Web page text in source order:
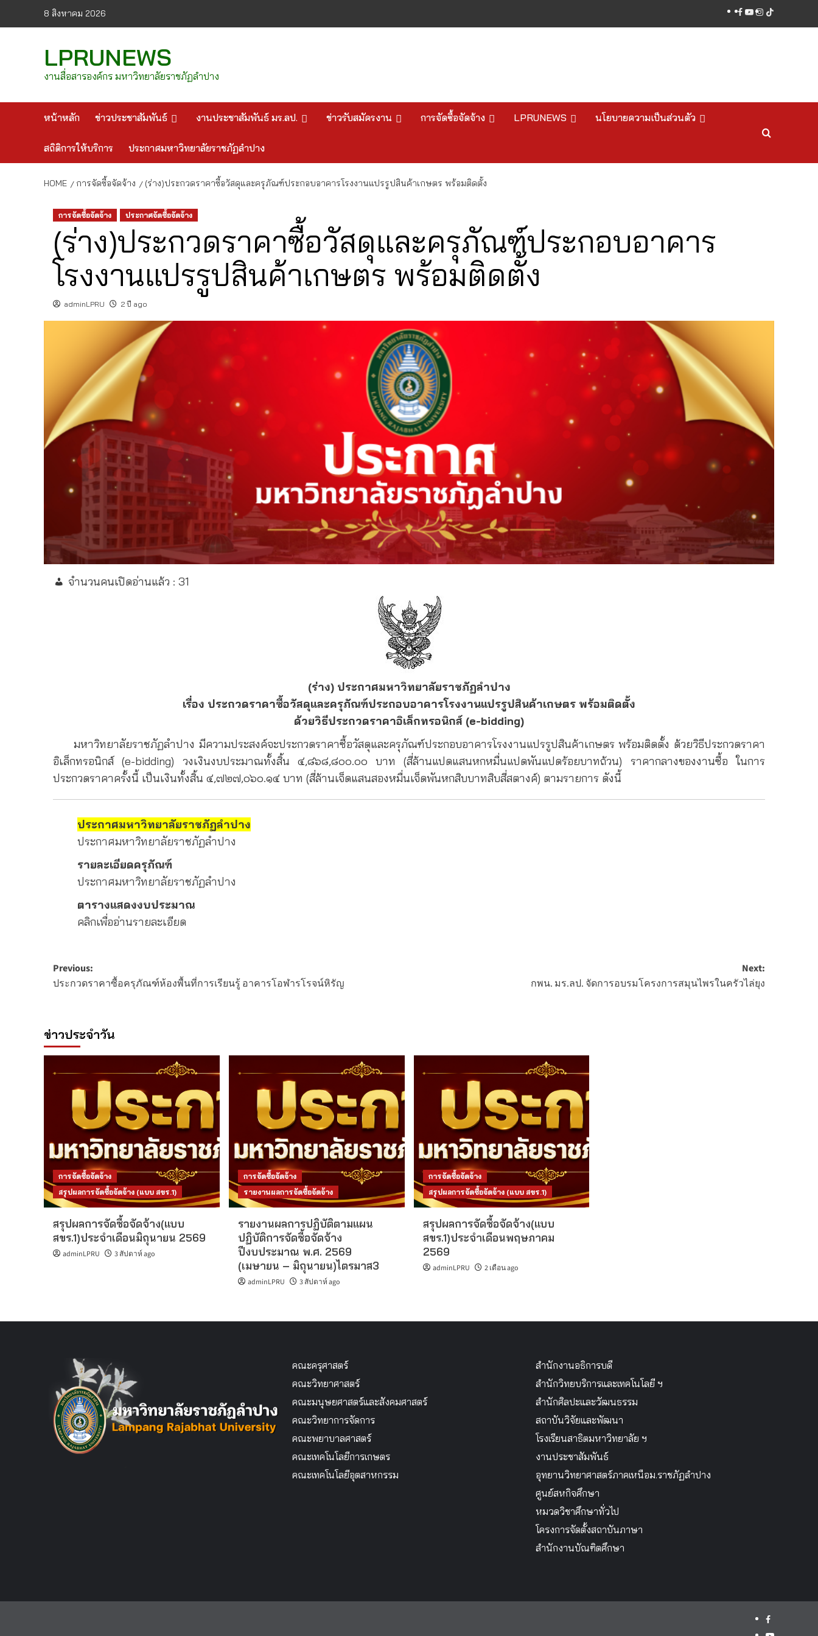
8 สิงหาคม 2026 facebook
youtube
instagram
tiktok
LPRUNEWS
งานสื่อสารองค์กร มหาวิทยาลัยราชภัฏลำปาง
หน้าหลัก ข่าวประชาสัมพันธ์ งานประชาสัมพันธ์ มร.ลป. ข่าวรับสมัครงาน การจัดซื้อจัดจ้าง LPRUNEWS นโยบายความเป็นส่วนตัว
สถิติการให้บริการ ประกาศมหาวิทยาลัยราชภัฏลำปาง
HOME การจัดซื้อจัดจ้าง (ร่าง)ประกวดราคาซื้อวัสดุและครุภัณฑ์ประกอบอาคารโรงงานแปรรูปสินค้าเกษตร พร้อมติดตั้ง
การจัดซื้อจัดจ้าง ประกาศจัดซื้อจัดจ้าง
(ร่าง)ประกวดราคาซื้อวัสดุและครุภัณฑ์ประกอบอาคาร
โรงงานแปรรูปสินค้าเกษตร พร้อมติดตั้ง
adminLPRU 2 ปี ago
จำนวนคนเปิดอ่านแล้ว : 31
(ร่าง) ประกาศมหาวิทยาลัยราชภัฏลำปาง
เรื่อง ประกวดราคาซื้อวัสดุและครุภัณฑ์ประกอบอาคารโรงงานแปรรูปสินค้าเกษตร พร้อมติดตั้ง
ด้วยวิธีประกวดราคาอิเล็กทรอนิกส์ (e-bidding)
มหาวิทยาลัยราชภัฏลำปาง มีความประสงค์จะประกวดราคาซื้อวัสดุและครุภัณฑ์ประกอบอาคารโรงงานแปรรูปสินค้าเกษตร พร้อมติดตั้ง ด้วยวิธีประกวดราคา
อิเล็กทรอนิกส์ (e-bidding) วงเงินงบประมาณทั้งสิ้น ๔,๘๖๘,๘๐๐.๐๐ บาท (สี่ล้านแปดแสนหกหมื่นแปดพันแปดร้อยบาทถ้วน) ราคากลางของงานซื้อ ในการ
ประกวดราคาครั้งนี้ เป็นเงินทั้งสิ้น ๔,๗๒๗,๐๖๐.๑๔ บาท (สี่ล้านเจ็ดแสนสองหมื่นเจ็ดพันหกสิบบาทสิบสี่สตางค์) ตามรายการ ดังนี้
ประกาศมหาวิทยาลัยราชภัฏลำปาง
ประกาศมหาวิทยาลัยราชภัฏลำปาง
รายละเอียดครุภัณฑ์
ประกาศมหาวิทยาลัยราชภัฏลำปาง
ตารางแสดงงบประมาณ
คลิกเพื่ออ่านรายละเอียด
Post
navigation
Previous:
ประกวดราคาซื้อครุภัณฑ์ห้องพื้นที่การเรียนรู้ อาคารโอฬารโรจน์หิรัญ
Next:
กพน. มร.ลป. จัดการอบรมโครงการสมุนไพรในครัวไล่ยุง
ข่าวประจำวัน
การจัดซื้อจัดจ้าง
สรุปผลการจัดซื้อจัดจ้าง (แบบ สขร.1)
สรุปผลการจัดซื้อจัดจ้าง(แบบ
สขร.1)ประจำเดือนมิถุนายน 2569
adminLPRU 3 สัปดาห์ ago
การจัดซื้อจัดจ้าง
รายงานผลการจัดซื้อจัดจ้าง
รายงานผลการปฏิบัติตามแผน
ปฏิบัติการจัดซื้อจัดจ้าง
ปีงบประมาณ พ.ศ. 2569
(เมษายน – มิถุนายน)ไตรมาส3
adminLPRU 3 สัปดาห์ ago
การจัดซื้อจัดจ้าง
สรุปผลการจัดซื้อจัดจ้าง (แบบ สขร.1)
สรุปผลการจัดซื้อจัดจ้าง(แบบ
สขร.1)ประจำเดือนพฤษภาคม
2569
adminLPRU 2 เดือน ago
คณะครุศาสตร์
คณะวิทยาศาสตร์
คณะมนุษยศาสตร์และสังคมศาสตร์
คณะวิทยาการจัดการ
คณะพยาบาลศาสตร์
คณะเทคโนโลยีการเกษตร
คณะเทคโนโลยีอุตสาหกรรม
สำนักงานอธิการบดี
สำนักวิทยบริการและเทคโนโลยี ฯ
สำนักศิลปะและวัฒนธรรม
สถาบันวิจัยและพัฒนา
โรงเรียนสาธิตมหาวิทยาลัย ฯ
งานประชาสัมพันธ์
อุทยานวิทยาศาสตร์ภาคเหนือม.ราชภัฏลำปาง
ศูนย์สหกิจศึกษา
หมวดวิชาศึกษาทั่วไป
โครงการจัดตั้งสถาบันภาษา
สำนักงานบัณฑิตศึกษา
facebook
youtube